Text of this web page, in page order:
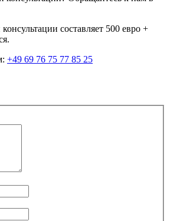
составляет 500 евро +
+49 69 76 75 77 85 25